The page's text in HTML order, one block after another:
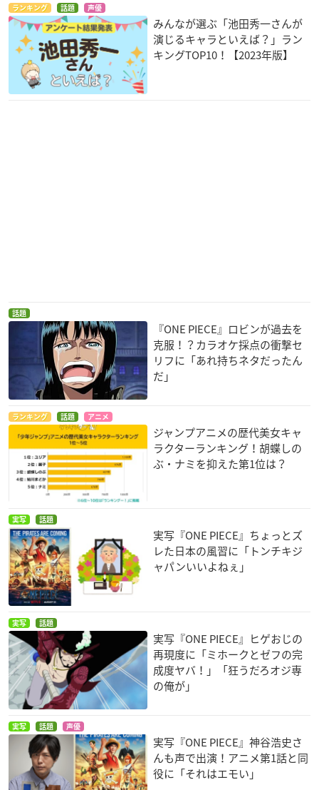
ランキング 話題 声優
みんなが選ぶ「池田秀一さんが
演じるキャラといえば？」ラン
キングTOP10！【2023年版】
話題
『ONE PIECE』ロビンが過去を
克服！？カラオケ採点の衝撃セ
リフに「あれ持ちネタだったん
だ」
ランキング 話題 アニメ
ジャンプアニメの歴代美女キャ
ラクターランキング！胡蝶しの
ぶ・ナミを抑えた第1位は？
実写 話題
実写『ONE PIECE』ちょっとズ
レた日本の風習に「トンチキジ
ャパンいいよねぇ」
実写 話題
実写『ONE PIECE』ヒゲおじの
再現度に「ミホークとゼフの完
成度ヤバ！」「狂うだろオジ専
の俺が」
実写 話題 声優
実写『ONE PIECE』神谷浩史さ
んも声で出演！アニメ第1話と同
役に「それはエモい」